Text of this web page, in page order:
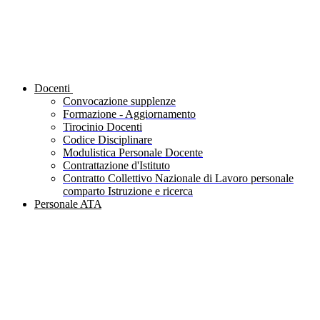
Docenti
Convocazione supplenze
Formazione - Aggiornamento
Tirocinio Docenti
Codice Disciplinare
Modulistica Personale Docente
Contrattazione d'Istituto
Contratto Collettivo Nazionale di Lavoro personale
comparto Istruzione e ricerca
Personale ATA